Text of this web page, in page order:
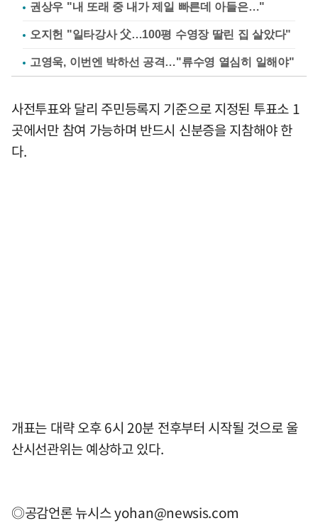
권상우 "내 또래 중 내가 제일 빠른데 아들은…"
오지헌 "일타강사 父…100평 수영장 딸린 집 살았다"
고영욱, 이번엔 박하선 공격…"류수영 열심히 일해야"
사전투표와 달리 주민등록지 기준으로 지정된 투표소 1
곳에서만 참여 가능하며 반드시 신분증을 지참해야 한
다.
개표는 대략 오후 6시 20분 전후부터 시작될 것으로 울
산시선관위는 예상하고 있다.
◎공감언론 뉴시스yohan@newsis.com